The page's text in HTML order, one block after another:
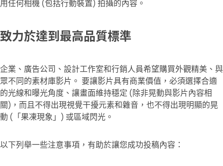
用任何相機 (包括行動裝置) 拍攝的內容。
致力於達到最高品質標準
企業、廣告公司、設計工作室和行銷人員希望購買外觀精美、與
眾不同的素材庫影片。 要讓影片具有商業價值，必須選擇合適
的光線和曝光角度、讓畫面維持穩定 (除非晃動與影片內容相
關)，而且不得出現視覺干擾元素和雜音，也不得出現明顯的晃
動 (「果凍現象」) 或區域閃光。
以下列舉一些注意事項，有助於讓您成功投稿內容：